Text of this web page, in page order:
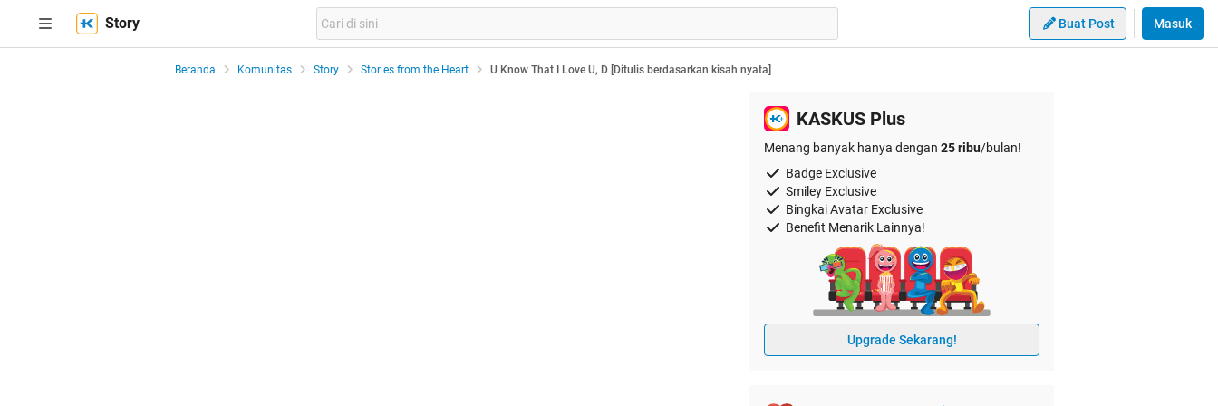
Story Buat Post Masuk
Beranda Komunitas Story Stories from the Heart U Know That I Love U, D [Ditulis berdasarkan kisah nyata]
KASKUS Plus
Menang banyak hanya dengan 25 ribu/bulan!
Badge Exclusive
Smiley Exclusive
Bingkai Avatar Exclusive
Benefit Menarik Lainnya!
Upgrade Sekarang!